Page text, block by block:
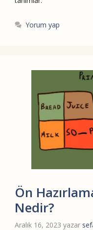
Yorum yap
Ön
Nedir?
Aralık 16, 2023 yazar